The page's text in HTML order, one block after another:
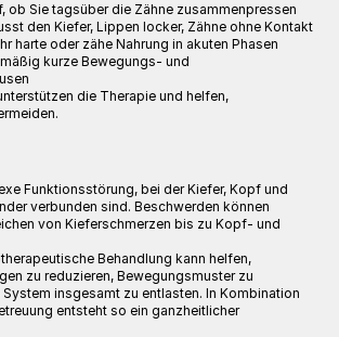
ob Sie tagsüber die Zähne zusammenpressen
den Kiefer, Lippen locker, Zähne ohne Kontakt
harte oder zähe Nahrung in akuten Phasen
kurze Bewegungs- und
die Therapie und helfen,
Funktionsstörung, bei der Kiefer, Kopf und
verbunden sind. Beschwerden können
von Kieferschmerzen bis zu Kopf- und
Behandlung kann helfen,
zu reduzieren, Bewegungsmuster zu
insgesamt zu entlasten. In Kombination
entsteht so ein ganzheitlicher